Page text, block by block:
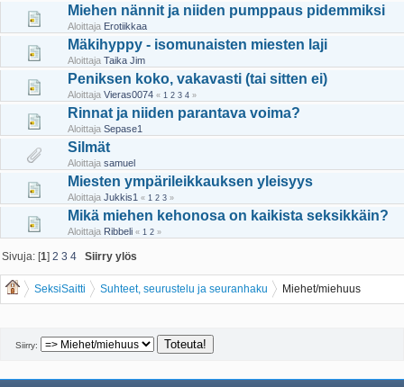
Miehen nännit ja niiden pumppaus pidemmiksi
Aloittaja Erotiikkaa
Mäkihyppy - isomunaisten miesten laji
Aloittaja Taika Jim
Peniksen koko, vakavasti (tai sitten ei)
Aloittaja Vieras0074 « 1 2 3 4 »
Rinnat ja niiden parantava voima?
Aloittaja Sepase1
Silmät
Aloittaja samuel
Miesten ympärileikkauksen yleisyys
Aloittaja Jukkis1 « 1 2 3 »
Mikä miehen kehonosa on kaikista seksikkäin?
Aloittaja Ribbeli « 1 2 »
Sivuja: [1]2 3 4 Siirry ylös
SeksiSaitti Suhteet, seurustelu ja seuranhaku Miehet/miehuus
Siirry: